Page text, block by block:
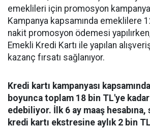
emeklileri için promosyon
Kampanya kapsamında emeklilere
nakit promosyon ödemesi
Emekli Kredi Kartı ile yapılan
kazanç fırsatı sağlanıyor.
Kredi kartı kampanyası
boyunca toplam 18 bin TL'ye
edebiliyor. İlk 6 ay maaş
kredi kartı ekstresine aylık 2 bin